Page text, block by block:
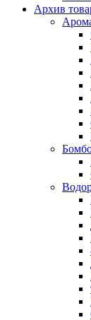
Архив